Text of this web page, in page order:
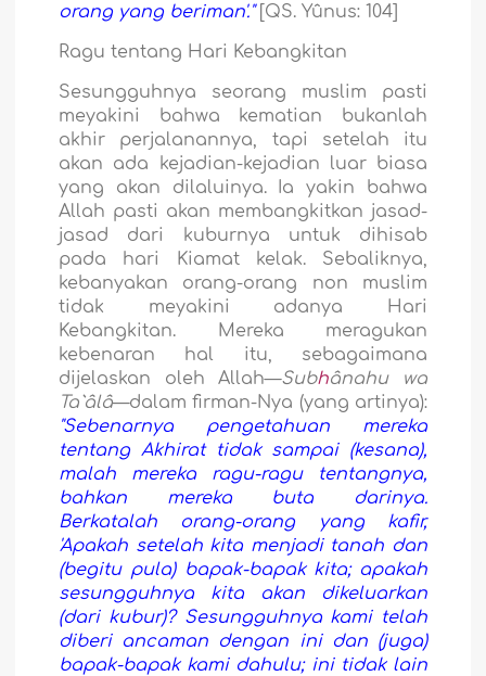
orang yang beriman'."[QS. Yûnus: 104]
Ragu tentang Hari Kebangkitan
Sesungguhnya seorang muslim pasti
meyakini bahwa kematian bukanlah
akhir perjalanannya, tapi setelah itu
akan ada kejadian-kejadian luar biasa
yang akan dilaluinya. Ia yakin bahwa
Allah pasti akan membangkitkan jasad-
jasad dari kuburnya untuk dihisab
pada hari Kiamat kelak. Sebaliknya,
kebanyakan orang-orang non muslim
tidak meyakini adanya Hari
Kebangkitan. Mereka meragukan
kebenaran hal itu, sebagaimana
dijelaskan oleh Allah—Subhânahu wa
Ta`âlâ—dalam firman-Nya (yang artinya):
"Sebenarnya pengetahuan mereka
tentang Akhirat tidak sampai (kesana),
malah mereka ragu-ragu tentangnya,
bahkan mereka buta darinya.
Berkatalah orang-orang yang kafir,
'Apakah setelah kita menjadi tanah dan
(begitu pula) bapak-bapak kita; apakah
sesungguhnya kita akan dikeluarkan
(dari kubur)? Sesungguhnya kami telah
diberi ancaman dengan ini dan (juga)
bapak-bapak kami dahulu; ini tidak lain